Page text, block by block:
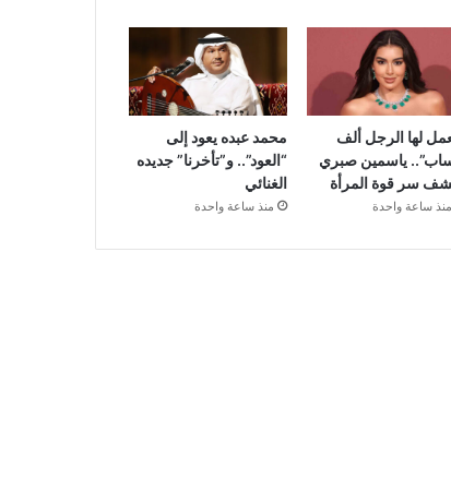
لها الرجل ألف
ياسمين صبري
سر قوة المرأة
منذ ساعة واحدة
محمد عبده يعود إلى
“العود”.. و”تأخرنا” جديده
الغنائي
منذ ساعة واحدة